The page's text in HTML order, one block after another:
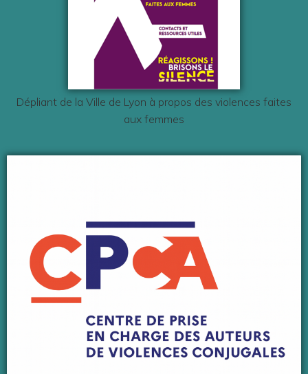
Dépliant de la Ville de Lyon à propos des violences faites
aux femmes